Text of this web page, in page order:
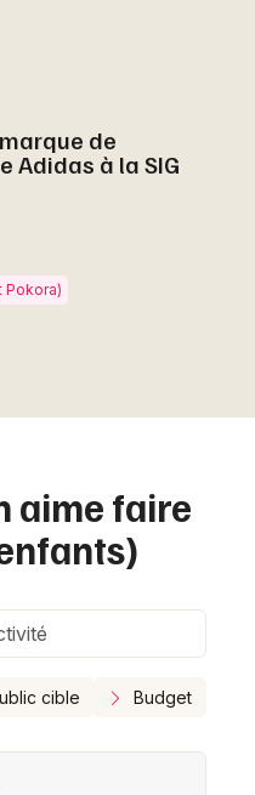
de
Adidas à la SIG
Pokora)
aime faire
cible Budget